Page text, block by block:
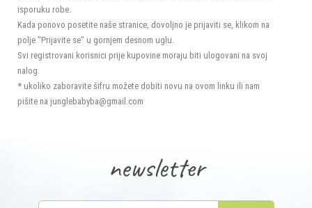
isporuku robe.
Kada ponovo posetite naše stranice, dovoljno je prijaviti se, klikom na
polje "Prijavite se" u gornjem desnom uglu.
Svi registrovani korisnici prije kupovine moraju biti ulogovani na svoj
nalog.
* ukoliko zaboravite šifru možete dobiti novu na ovom linku ili nam
pišite na junglebabyba@gmail.com
newsletter